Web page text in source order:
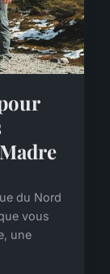
du Nord
vous
une